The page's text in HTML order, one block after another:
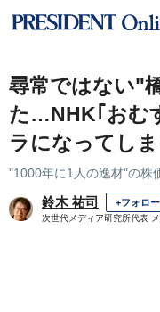
尋常ではない"
た…NHK｢おむ
ラになってし
"1000年に1人の逸材"の株
鈴木 祐司 +フォロー
次世代メディア研究所代表